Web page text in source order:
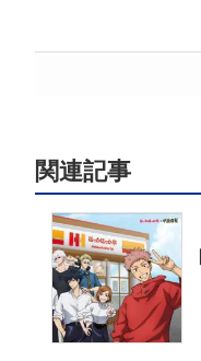
関連記事